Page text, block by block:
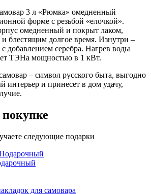
3 л «Рюмка» омедненный
форме с резьбой «елочкой».
омедненный и покрыт лаком,
и блестящим долгое время. Изнутри –
добавлением серебра. Нагрев воды
ТЭНа мощностью в 1 кВт.
– символ русского быта, выгодно
интерьер и принесет в дом удачу,
следующие подарки